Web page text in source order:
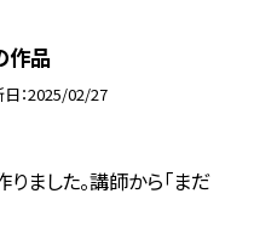
作品
日 2025/02/27
ました。講師から「まだ